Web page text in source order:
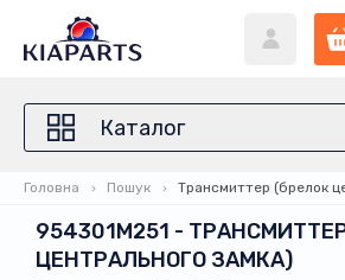
Каталог
Головна Пошук Трансмиттер (брелок
954301M251 -
ЦЕНТРАЛЬНОГО ЗАМКА)